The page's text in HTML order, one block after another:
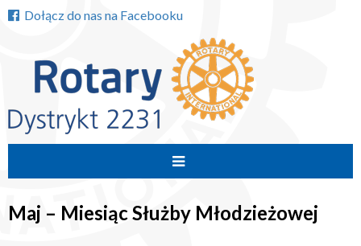
Dołącz do nas na Facebooku
treści
Maj – Miesiąc Służby Młodzieżowej